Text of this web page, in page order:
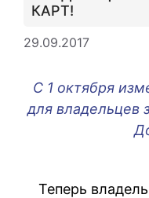
КАРТ!
29.09.2017
С 1 октября
для владельцев
Теперь